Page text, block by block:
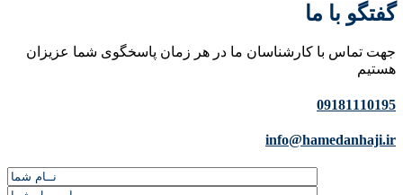
گفتگو با ما
جهت تماس با کارشناسان ما در هر زمان پاسخگوی شما عزیزان
هستیم
09181110195
info@hamedanhaji.ir